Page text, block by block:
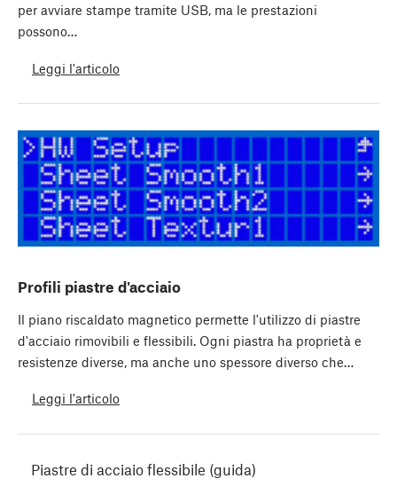
per avviare stampe tramite USB, ma le prestazioni
possono…
Leggi l'articolo
Profili piastre d'acciaio
Il piano riscaldato magnetico permette l'utilizzo di piastre
d'acciaio rimovibili e flessibili. Ogni piastra ha proprietà e
resistenze diverse, ma anche uno spessore diverso che…
Leggi l'articolo
Piastre di acciaio flessibile (guida)